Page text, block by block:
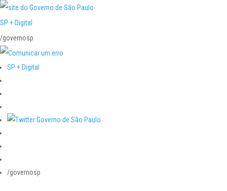
SP + Digital
/governosp
SP + Digital
/governosp